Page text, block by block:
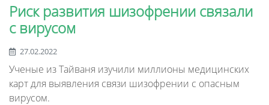
Риск развития шизофрении связали
с вирусом
27.02.2022
Ученые из Тайваня изучили миллионы медицинских
карт для выявления связи шизофрении с опасным
вирусом.